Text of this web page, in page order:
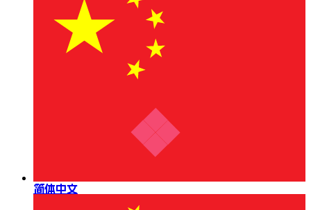
简体中文